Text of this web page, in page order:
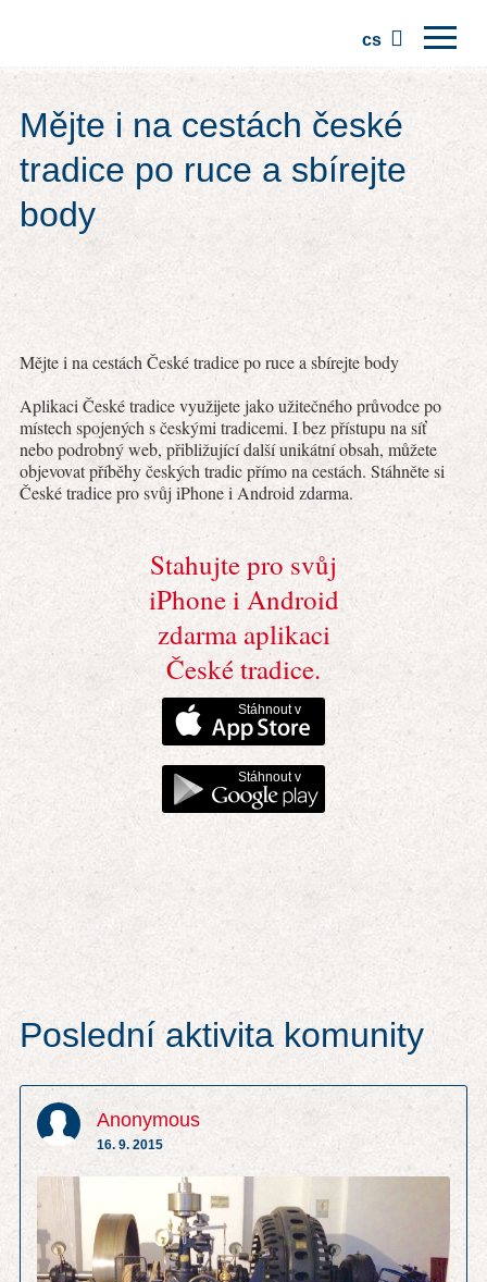
cs
Regiony
Tradice
Výlety
Mějte i na cestách české
tradice po ruce a sbírejte
body
Mějte i na cestách České tradice po ruce a sbírejte body
Aplikaci České tradice využijete jako užitečného průvodce po
místech spojených s českými tradicemi. I bez přístupu na síť
nebo podrobný web, přibližující další unikátní obsah, můžete
objevovat příběhy českých tradic přímo na cestách. Stáhněte si
České tradice pro svůj iPhone i Android zdarma.
Stahujte pro svůj
iPhone i Android
zdarma aplikaci
České tradice.
Stáhnout v
Stáhnout v
Poslední aktivita komunity
Anonymous
16. 9. 2015